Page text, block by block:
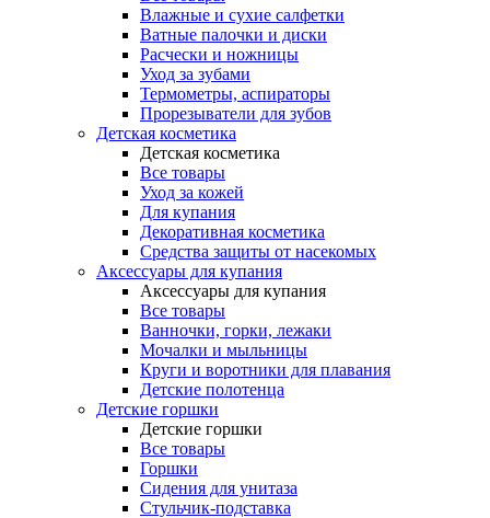
Влажные и сухие салфетки
Ватные палочки и диски
Расчески и ножницы
Уход за зубами
Термометры, аспираторы
Прорезыватели для зубов
Детская косметика
Детская косметика
Все товары
Уход за кожей
Для купания
Декоративная косметика
Средства защиты от насекомых
Аксессуары для купания
Аксессуары для купания
Все товары
Ванночки, горки, лежаки
Мочалки и мыльницы
Круги и воротники для плавания
Детские полотенца
Детские горшки
Детские горшки
Все товары
Горшки
Сидения для унитаза
Стульчик-подставка